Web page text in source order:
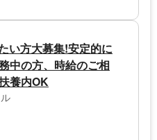
い方大募集!安定的に
中の方、時給のご相
養内OK